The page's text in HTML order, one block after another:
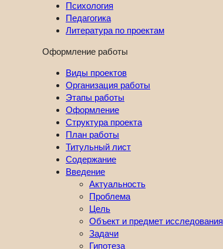
Психология
Педагогика
Литература по проектам
Оформление работы
Виды проектов
Организация работы
Этапы работы
Оформление
Структура проекта
План работы
Титульный лист
Содержание
Введение
Актуальность
Проблема
Цель
Объект и предмет исследования
Задачи
Гипотеза